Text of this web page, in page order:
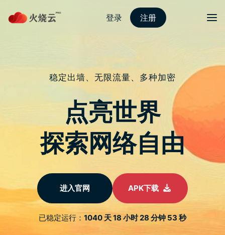
nordvpn 安卓
华硕PureGo活氧水杀菌机精巧上
市！具99.9%的强大杀菌力
2023 年 1 月 14 日由 nordvpn国内能用吗
後疫情时代，消毒杀菌成为日常，以食安健康为诉求的
ASUS PureGo系列，继蔬果洗净侦测器後，再推出OW100
活氧水杀菌机，将提供使用者最快速、省成本与更环保的清
洁方式照护心爱家人，内、外兼备的出众设计，更获得CES
2023创新奖殊荣肯定。